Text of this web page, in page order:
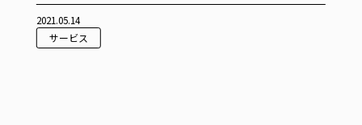
2021.05.14
サービス